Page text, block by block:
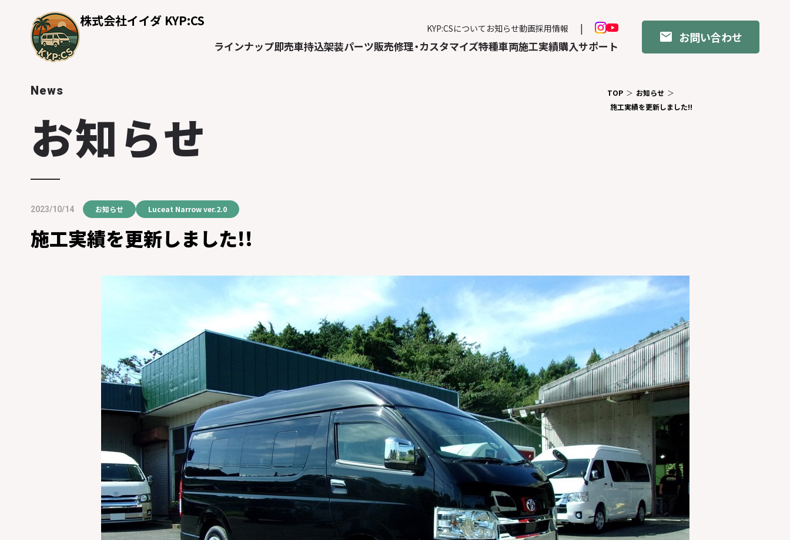
株式会社イイダ KYP:CS
ラインナップ即売車持込架装パーツ販売修理・カスタマイズ特種車両施工実績購入サポート
KYP:CSについて お知らせ動画採用情報
お問い合わせ
News TOP
お知らせ
施工実績を更新しました!!
お知らせ
2023/10/14 お知らせ Luceat Narrow ver.2.0
施工実績を更新しました!!